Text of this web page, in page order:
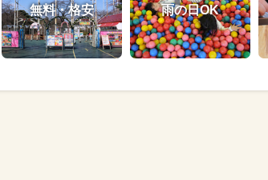
無料・格安 雨の日OK